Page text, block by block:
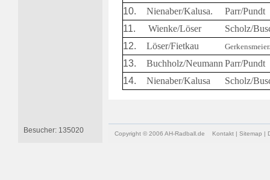
10. Nienaber/Kalusa.
Parr/Pundt
11.
Wienke/Löser
Scholz/
12.
Löser/Fietkau
13. Buchholz/Neumann Parr/Pundt
14.
Nienaber/Kalusa Scholz/
Besucher: 135020 Copyright © 2006 AH-Radball.de Kontakt | Sitemap |